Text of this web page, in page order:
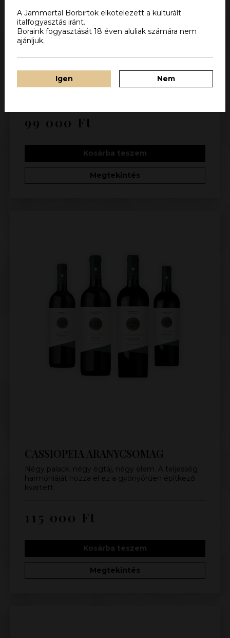
NAGY MERLOT VERTIKÁLIS
Ínyencek figyelmébe! Fedezd fel a három tétel
közötti apró, finom különbségeket! Különleges
99 000 Ft
Kosárba teszem
Megtekintés
CASSIOPEIA ARANYCSOMAG
Négy palack, négy égtáj, négy elem. A teljesség
harmóniáját hozza el ez a gyönyörűen építkező
kvartett.
115 000 Ft
Kosárba teszem
Megtekintés
A Jammertal Borbirtok elkötelezett a kulturált
italfogyasztás iránt.
Boraink fogyasztását 18 éven aluliak számára nem
ajánljuk.
Igen Nem